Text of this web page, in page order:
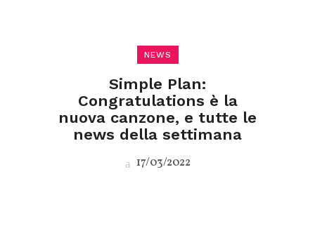
NEWS
Simple Plan:
Congratulations è la
nuova canzone, e tutte le
news della settimana
17/03/2022